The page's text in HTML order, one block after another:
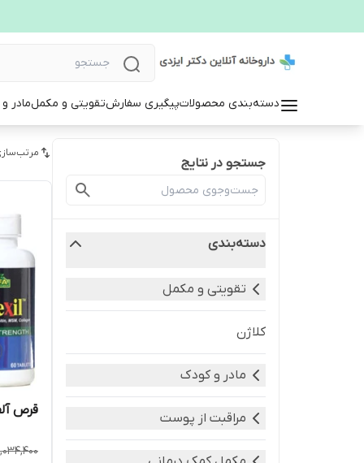
دسته‌بندی محصولاتپیگیری سفارشتقویتی و مکملمادر
جستجو در نتایج
دسته‌بندی
تقویتی و مکمل
کلاژن
مادر و کودک
مراقبت از پوست
قرص